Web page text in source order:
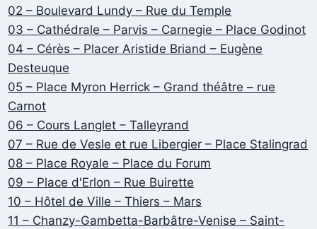
02 – Boulevard Lundy – Rue du Temple
03 – Cathédrale – Parvis – Carnegie – Place Godinot
04 – Cérès – Placer Aristide Briand – Eugène
Desteuque
05 – Place Myron Herrick – Grand théâtre – rue
Carnot
06 – Cours Langlet – Talleyrand
07 – Rue de Vesle et rue Libergier – Place Stalingrad
08 – Place Royale – Place du Forum
09 – Place d'Erlon – Rue Buirette
10 – Hôtel de Ville – Thiers – Mars
11 – Chanzy-Gambetta-Barbâtre-Venise – Saint-